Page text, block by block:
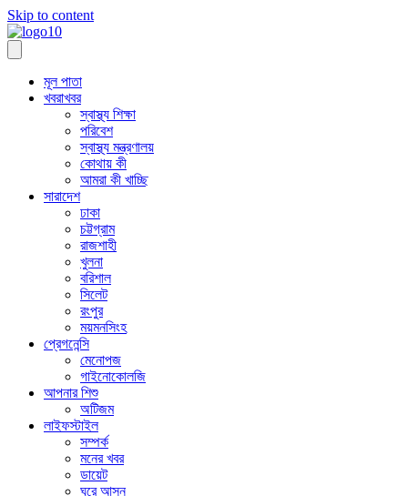
Skip to content
মূল পাতা
খবরাখবর
স্বাস্থ্য শিক্ষা
পরিবেশ
স্বাস্থ্য মন্ত্রণালয়
কোথায় কী
আমরা কী খাচ্ছি
সারাদেশ
ঢাকা
চট্টগ্রাম
রাজশাহী
খুলনা
বরিশাল
সিলেট
রংপুর
ময়মনসিংহ
প্রেগনেন্সি
মেনোপজ
গাইনোকোলজি
আপনার শিশু
অটিজম
লাইফস্টাইল
সম্পর্ক
মনের খবর
ডায়েট
ঘুরে আসুন